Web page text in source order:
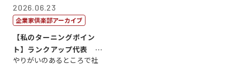
2026.06.23
企業家倶楽部アーカイブ
【私のターニングポイン
ト】ランクアップ代表 岩
崎裕美子
やりがいのあるところで社